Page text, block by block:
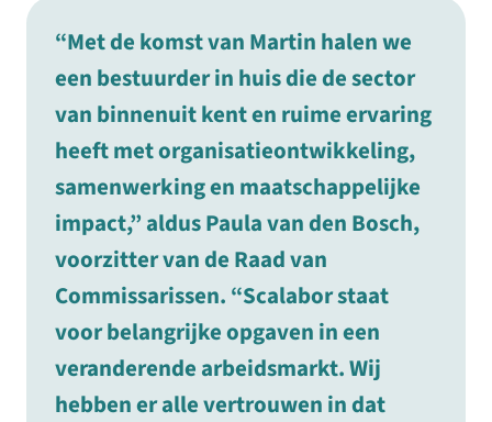
“Met de komst van Martin halen we
een bestuurder in huis die de sector
van binnenuit kent en ruime ervaring
heeft met organisatieontwikkeling,
samenwerking en maatschappelijke
impact,” aldus Paula van den Bosch,
voorzitter van de Raad van
Commissarissen. “Scalabor staat
voor belangrijke opgaven in een
veranderende arbeidsmarkt. Wij
hebben er alle vertrouwen in dat